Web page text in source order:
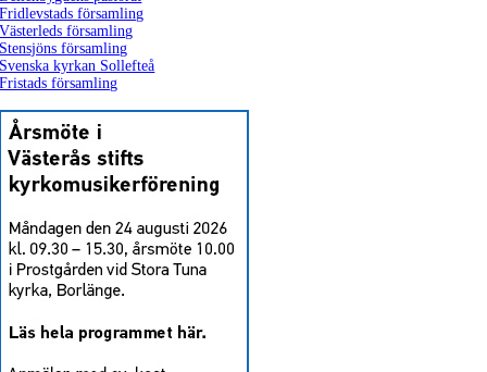
Fridlevstads församling
Västerleds församling
Stensjöns församling
Svenska kyrkan Sollefteå
Fristads församling